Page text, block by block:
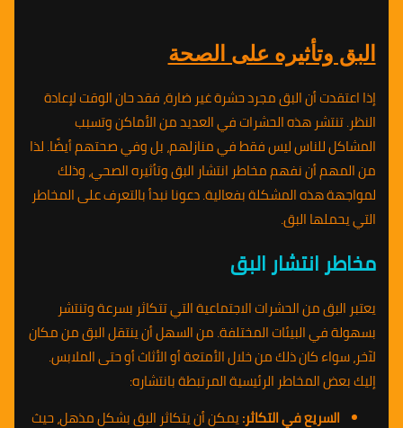
البق وتأثيره على الصحة
إذا اعتقدت أن البق مجرد حشرة غير ضارة، فقد حان الوقت لإعادة
النظر. تنتشر هذه الحشرات في العديد من الأماكن وتسبب
المشاكل للناس ليس فقط في منازلهم، بل وفي صحتهم أيضًا. لذا
من المهم أن نفهم مخاطر انتشار البق وتأثيره الصحي، وذلك
لمواجهة هذه المشكلة بفعالية. دعونا نبدأ بالتعرف على المخاطر
التي يحملها البق.
مخاطر انتشار البق
يعتبر البق من الحشرات الاجتماعية التي تتكاثر بسرعة وتنتشر
بسهولة في البيئات المختلفة. من السهل أن ينتقل البق من مكان
لآخر، سواء كان ذلك من خلال الأمتعة أو الأثاث أو حتى الملابس.
إليك بعض المخاطر الرئيسية المرتبطة بانتشاره:
السريع في التكاثر:يمكن أن يتكاثر البق بشكل مذهل، حيث